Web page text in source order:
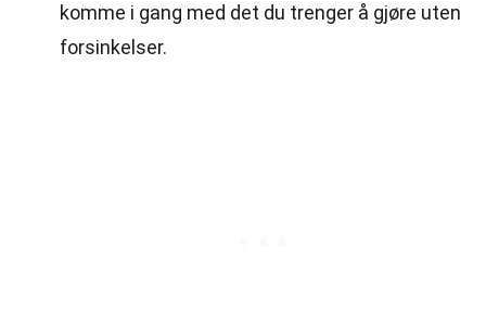
komme i gang med det du trenger å gjøre uten
forsinkelser.